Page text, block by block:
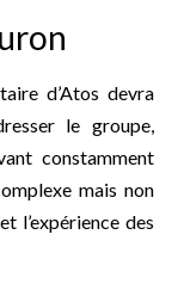
d’Atos devra
le groupe,
constamment
mais non
l’expérience des